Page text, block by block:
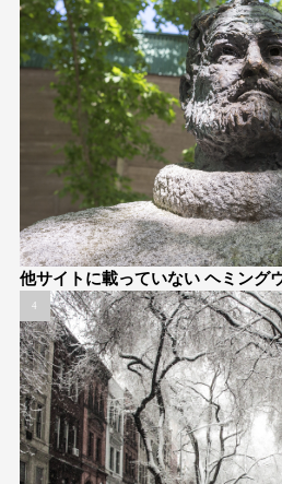
他サイトに載っていない ヘミング